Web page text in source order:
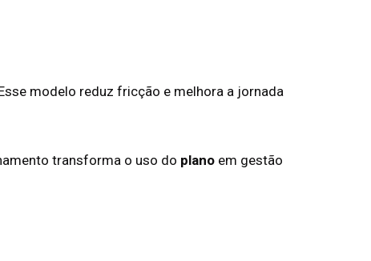
modelo reduz fricção e melhora a jornada
transforma o uso do plano em gestão